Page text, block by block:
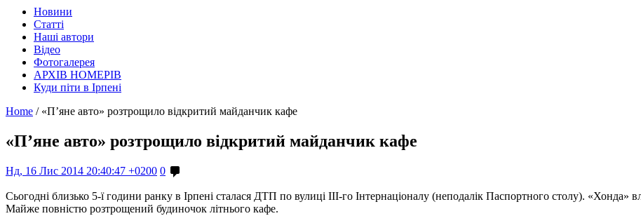
Новини
Статті
Наші автори
Відео
Фотогалерея
АРХІВ НОМЕРІВ
Куди піти в Ірпені
Home / «П’яне авто» розтрощило відкритий майданчик кафе
«П’яне авто» розтрощило відкритий майданчик кафе
Нд, 16 Лис 2014 20:40:47 +0200 0
Сьогодні близько 5-ї години ранку в Ірпені сталася ДТП по вулиці ІІІ-го Інтернаціоналу (неподалік Паспортного столу). «Хонда»
Майже повністю розтрощений будиночок літнього кафе.